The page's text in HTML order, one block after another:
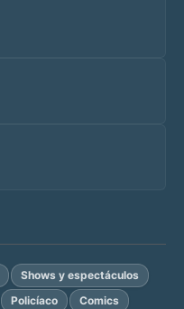
Shows y espectáculos
Policíaco Comics